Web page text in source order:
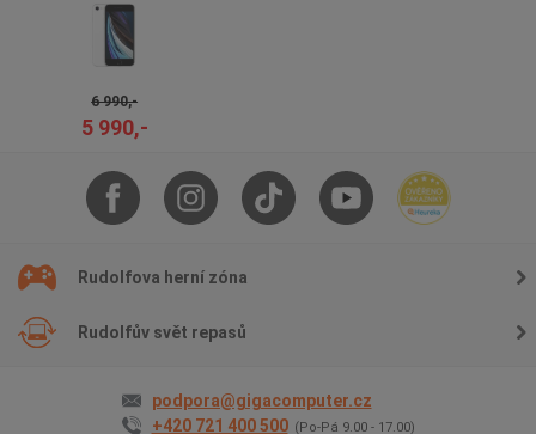
6 990,-
5 990,-
Rudolfova herní zóna
Rudolfův svět repasů
podpora@gigacomputer.cz
+420 721 400 500 (Po-Pá 9.00 - 17.00)